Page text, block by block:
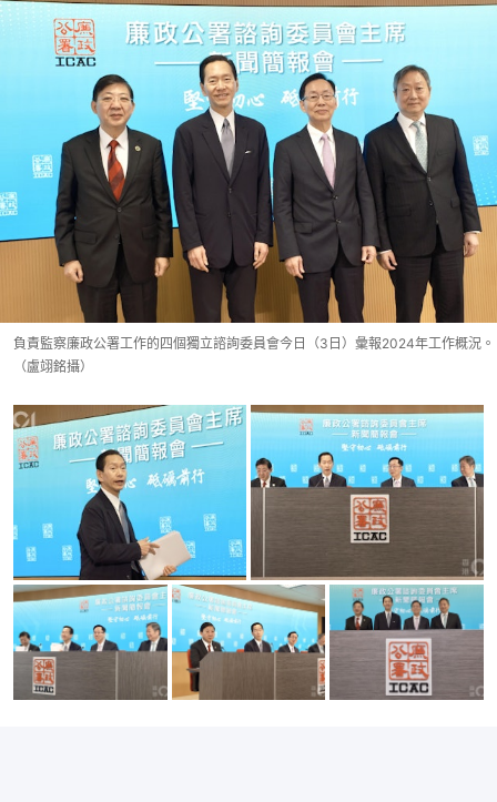
負責監察廉政公署工作的四個獨立諮詢委員會今日（3日）彙報2024年工作概況。
（盧翊銘攝）